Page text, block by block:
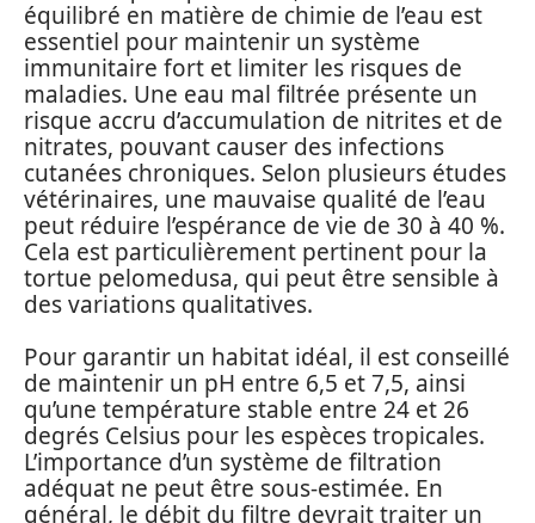
équilibré en matière de chimie de l’eau est
essentiel pour maintenir un système
immunitaire fort et limiter les risques de
maladies. Une eau mal filtrée présente un
risque accru d’accumulation de nitrites et de
nitrates, pouvant causer des infections
cutanées chroniques. Selon plusieurs études
vétérinaires, une mauvaise qualité de l’eau
peut réduire l’espérance de vie de 30 à 40 %.
Cela est particulièrement pertinent pour la
tortue pelomedusa, qui peut être sensible à
des variations qualitatives.
Pour garantir un habitat idéal, il est conseillé
de maintenir un pH entre 6,5 et 7,5, ainsi
qu’une température stable entre 24 et 26
degrés Celsius pour les espèces tropicales.
L’importance d’un système de filtration
adéquat ne peut être sous-estimée. En
général, le débit du filtre devrait traiter un